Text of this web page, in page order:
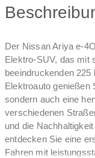
Der Nissan Ariya e-
Elektro-SUV, das mit
beeindruckenden
Elektroauto genießen
sondern auch eine
verschiedenen
und die
entdecken Sie eine
Fahren mit